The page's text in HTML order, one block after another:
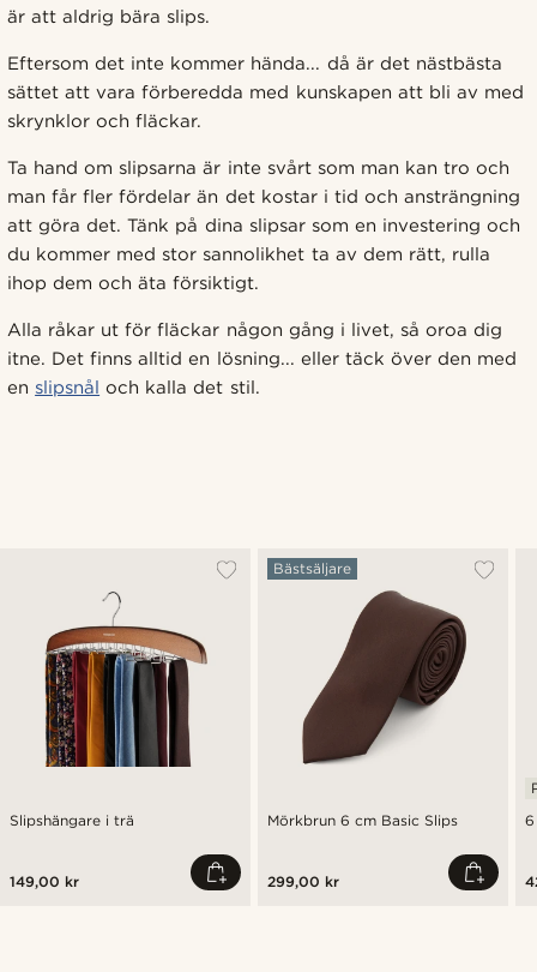
är att aldrig bära slips.
Eftersom det inte kommer hända... då är det nästbästa
sättet att vara förberedda med kunskapen att bli av med
skrynklor och fläckar.
Ta hand om slipsarna är inte svårt som man kan tro och
man får fler fördelar än det kostar i tid och ansträngning
att göra det. Tänk på dina slipsar som en investering och
du kommer med stor sannolikhet ta av dem rätt, rulla
ihop dem och äta försiktigt.
Alla råkar ut för fläckar någon gång i livet, så oroa dig
itne. Det finns alltid en lösning... eller täck över den med
en slipsnål och kalla det stil.
Slipshängare i trä
149,00 kr
Mörkbrun 6 cm Basic Slips
Bästsäljare
299,00 kr
6